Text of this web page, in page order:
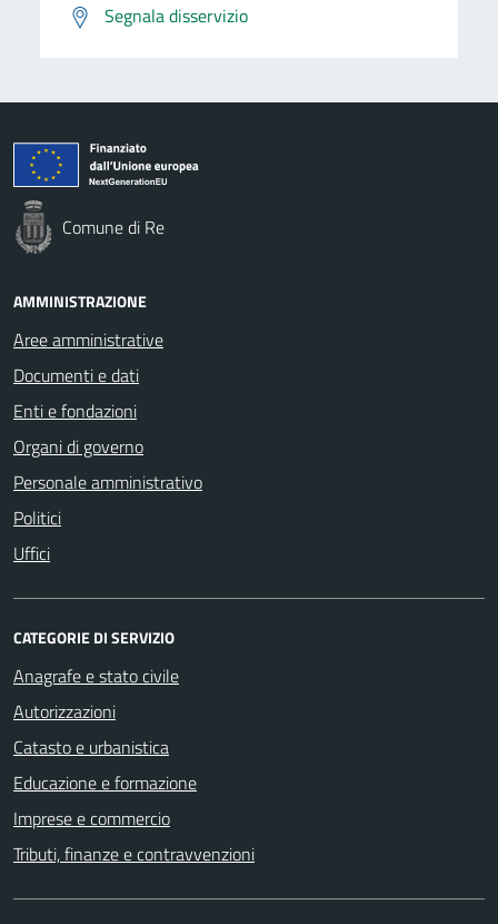
Segnala disservizio
Comune di Re
AMMINISTRAZIONE
Aree amministrative
Documenti e dati
Enti e fondazioni
Organi di governo
Personale amministrativo
Politici
Uffici
CATEGORIE DI SERVIZIO
Anagrafe e stato civile
Autorizzazioni
Catasto e urbanistica
Educazione e formazione
Imprese e commercio
Tributi, finanze e contravvenzioni